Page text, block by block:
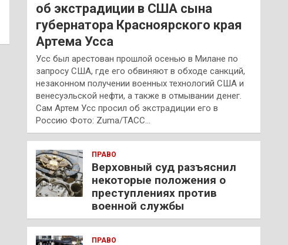
об экстрадиции в США сына
губернатора Красноярского края
Артема Усса
Усс был арестован прошлой осенью в Милане по
запросу США, где его обвиняют в обходе санкций,
незаконном получении военных технологий США и
венесуэльской нефти, а также в отмывании денег.
Сам Артем Усс просил об экстрадиции его в
Россию Фото: Zuma/ТАСС…
ПРАВО
Верховный суд разъяснил
некоторые положения о
преступлениях против
военной службы
ПРАВО